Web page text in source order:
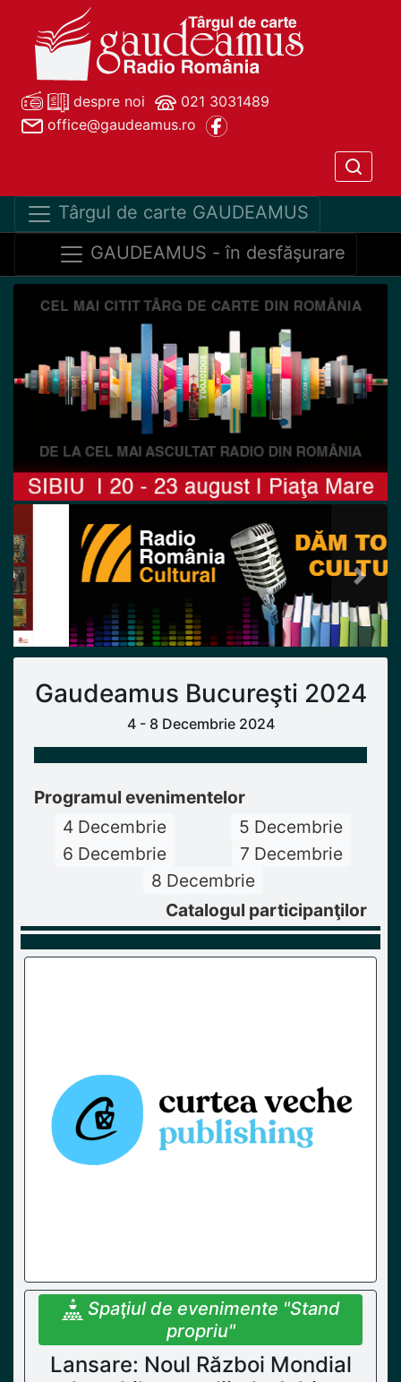
despre noi
021 3031489
office@gaudeamus.ro
Târgul de carte GAUDEAMUS
GAUDEAMUS - în desfăşurare
Previous Next
Gaudeamus Bucureşti 2024
4 - 8 Decembrie 2024
Programul evenimentelor
4 Decembrie
5 Decembrie
6 Decembrie
7 Decembrie
8 Decembrie
Catalogul participanţilor
Spaţiul de evenimente "Stand
propriu"
Lansare: Noul Război Mondial